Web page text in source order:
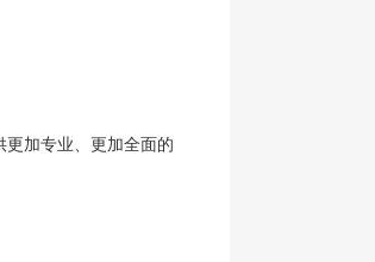
加专业、更加全面的